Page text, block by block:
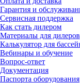
Гарантия и
Сервисная поддержка
Как стать дилером
Материалы для дилеров
Калькулятор для
Вебинары и обучение
Вопрос-ответ
Документация
Паспорта оборудования